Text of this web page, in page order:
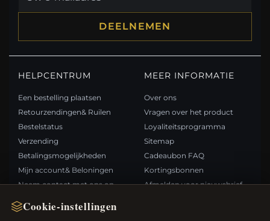
Cookie-instellingen
DEELNEMEN
HELPCENTRUM
Een bestelling plaatsen
Retourzendingen& Ruilen
Bestelstatus
Verzending
Betalingsmogelijkheden
Mijn account& Beloningen
Neem contact met ons op
MEER INFORMATIE
Over ons
Vragen over het product
Loyaliteitsprogramma
Sitemap
Cadeaubon FAQ
Kortingsbonnen
Afmelden voor nieuwsbrief